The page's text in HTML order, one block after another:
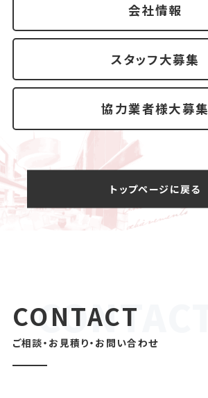
会社情報
スタッフ大募集
協力業者様大募集
トップページに戻る
CONTACT
ご相談・お見積り・お問い合わせ